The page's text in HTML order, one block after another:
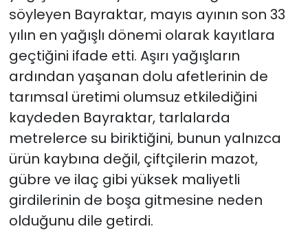
söyleyen Bayraktar, mayıs ayının son 33
yılın en yağışlı dönemi olarak kayıtlara
geçtiğini ifade etti. Aşırı yağışların
ardından yaşanan dolu afetlerinin de
tarımsal üretimi olumsuz etkilediğini
kaydeden Bayraktar, tarlalarda
metrelerce su biriktiğini, bunun yalnızca
ürün kaybına değil, çiftçilerin mazot,
gübre ve ilaç gibi yüksek maliyetli
girdilerinin de boşa gitmesine neden
olduğunu dile getirdi.